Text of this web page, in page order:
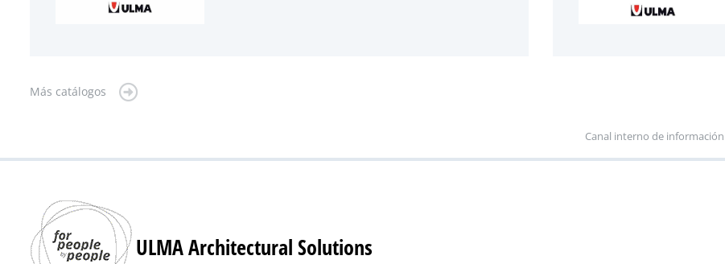
Más catálogos
Canal interno de información
ULMA Architectural Solutions